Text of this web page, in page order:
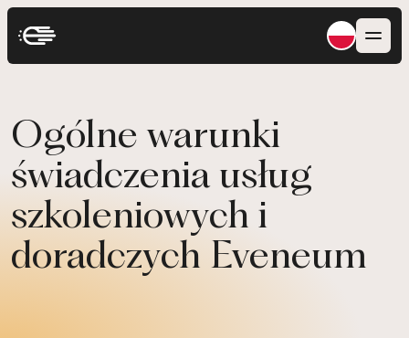
Ogólne warunki
świadczenia usług
szkoleniowych i
doradczych Eveneum